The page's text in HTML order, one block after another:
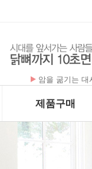
암을 굶기는
폰테크 처벌≫
제품구매